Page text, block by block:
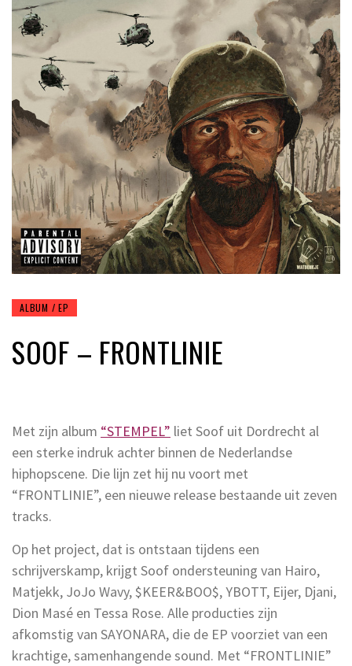
ALBUM / EP
SOOF – FRONTLINIE
Met zijn album “STEMPEL” liet Soof uit Dordrecht al
een sterke indruk achter binnen de Nederlandse
hiphopscene. Die lijn zet hij nu voort met
“FRONTLINIE”, een nieuwe release bestaande uit zeven
tracks.
Op het project, dat is ontstaan tijdens een
schrijverskamp, krijgt Soof ondersteuning van Hairo,
Matjekk, JoJo Wavy, $KEER&BOO$, YBOTT, Eijer, Djani,
Dion Masé en Tessa Rose. Alle producties zijn
afkomstig van SAYONARA, die de EP voorziet van een
krachtige, samenhangende sound. Met “FRONTLINIE”